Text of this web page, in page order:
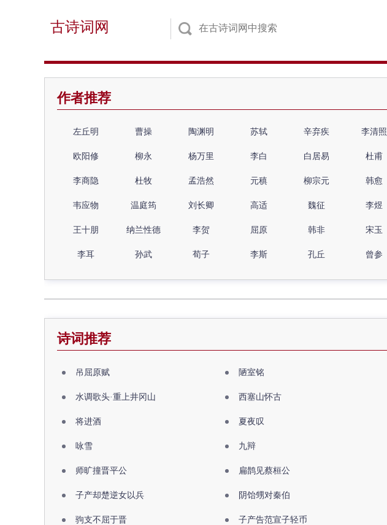
古诗词网
作者推荐
左丘明 曹操 陶渊明 苏轼 辛弃疾 李清照
欧阳修 柳永 杨万里 李白 白居易 杜甫
李商隐 杜牧 孟浩然 元稹 柳宗元 韩愈
韦应物 温庭筠 刘长卿 高适 魏征 李煜
王十朋 纳兰性德 李贺 屈原 韩非 宋玉
李耳 孙武 荀子 李斯 孔丘 曾参
诗词推荐
吊屈原赋 陋室铭
水调歌头·重上井冈山 西塞山怀古
将进酒 夏夜叹
咏雪 九辩
师旷撞晋平公 扁鹊见蔡桓公
子产却楚逆女以兵 阴饴甥对秦伯
驹支不屈于晋 子产告范宣子轻币